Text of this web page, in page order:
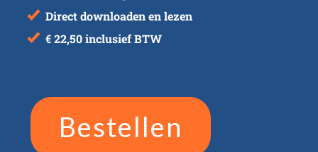
Direct downloaden en lezen
€ 22,50 inclusief BTW
Bestellen